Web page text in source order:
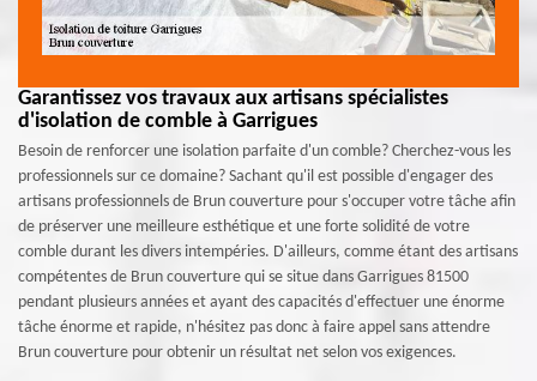
Garantissez vos travaux aux artisans spécialistes
d'isolation de comble à Garrigues
Besoin de renforcer une isolation parfaite d'un comble? Cherchez-vous les
professionnels sur ce domaine? Sachant qu'il est possible d'engager des
artisans professionnels de Brun couverture pour s'occuper votre tâche afin
de préserver une meilleure esthétique et une forte solidité de votre
comble durant les divers intempéries. D'ailleurs, comme étant des artisans
compétentes de Brun couverture qui se situe dans Garrigues 81500
pendant plusieurs années et ayant des capacités d'effectuer une énorme
tâche énorme et rapide, n'hésitez pas donc à faire appel sans attendre
Brun couverture pour obtenir un résultat net selon vos exigences.